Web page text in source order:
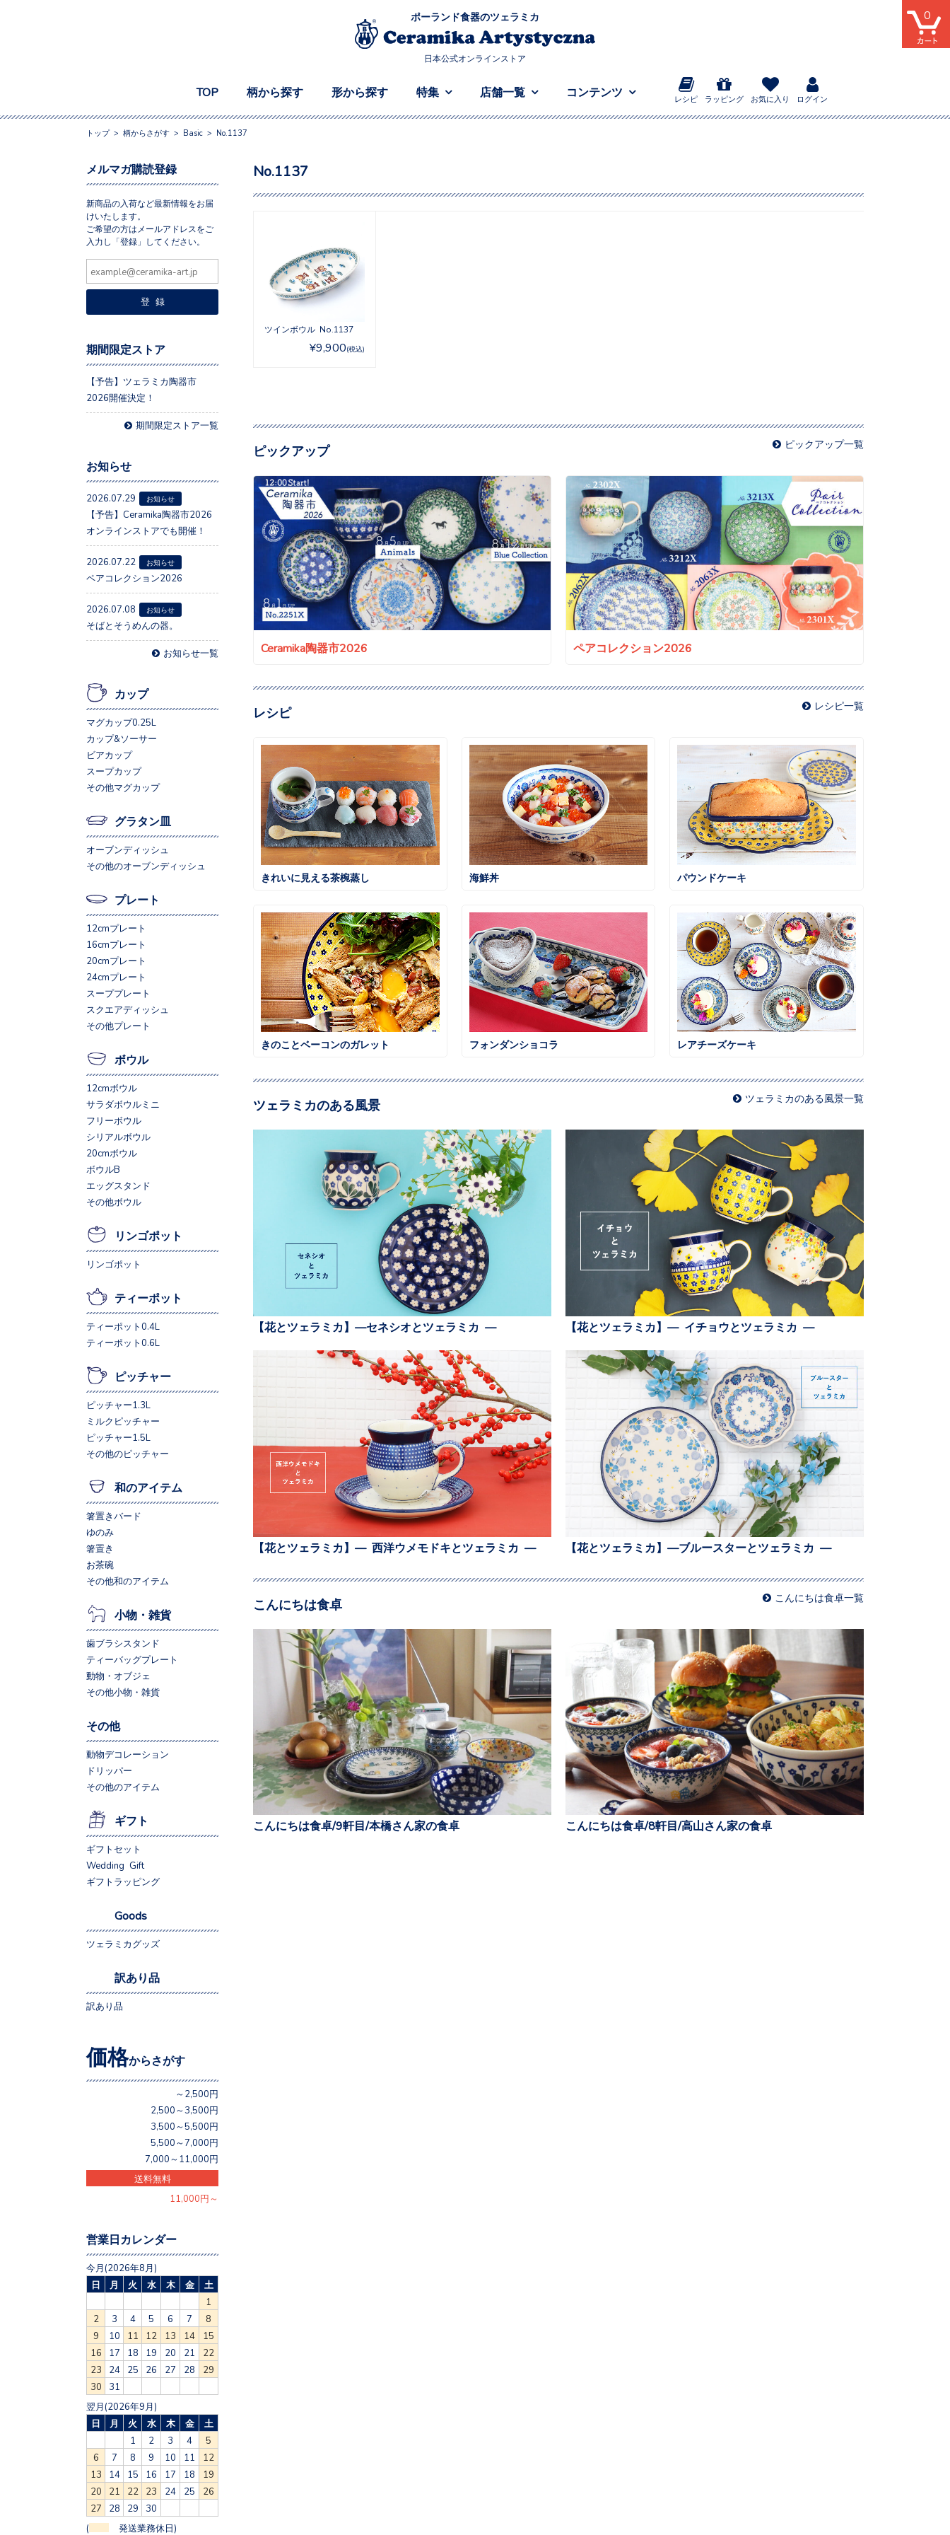
ポーランド食器のツェラミカ
日本公式オンラインストア
TOP 柄から探す 形から探す 特集 店舗一覧 コンテンツ
レシピ ラッピング お気に入り ログイン
0
トップ> 柄からさがす > Basic > No.1137
No.1137
ツインボウル No.1137
¥9,900 (税込)
ピックアップ ピックアップ一覧
Ceramika陶器市2026 ペアコレクション2026
レシピ レシピ一覧
きれいに見える茶椀蒸し 海鮮丼 パウンドケーキ
きのことベーコンのガレット フォンダンショコラ レアチーズケーキ
ツェラミカのある風景 ツェラミカのある風景一覧
【花とツェラミカ】—セネシオとツェラミカ — 【花とツェラミカ】— イチョウとツェラミカ —
【花とツェラミカ】— 西洋ウメモドキとツェラミカ — 【花とツェラミカ】—ブルースターとツェラミカ —
こんにちは食卓 こんにちは食卓一覧
こんにちは食卓/9軒目/本橋さん家の食卓 こんにちは食卓/8軒目/高山さん家の食卓
メルマガ購読登録
新商品の入荷など最新情報をお届
けいたします。
ご希望の方はメールアドレスをご
入力し「登録」してください。
期間限定ストア
【予告】ツェラミカ陶器市
2026開催決定！
期間限定ストア一覧
お知らせ
2026.07.29 お知らせ
【予告】Ceramika陶器市2026
オンラインストアでも開催！
2026.07.22 お知らせ
ペアコレクション2026
2026.07.08 お知らせ
そばとそうめんの器。
お知らせ一覧
カップ
マグカップ0.25L
カップ&ソーサー
ビアカップ
スープカップ
その他マグカップ
グラタン皿
オーブンディッシュ
その他のオーブンディッシュ
プレート
12cmプレート
16cmプレート
20cmプレート
24cmプレート
スーププレート
スクエアディッシュ
その他プレート
ボウル
12cmボウル
サラダボウルミニ
フリーボウル
シリアルボウル
20cmボウル
ボウルB
エッグスタンド
その他ボウル
リンゴポット
リンゴポット
ティーポット
ティーポット0.4L
ティーポット0.6L
ピッチャー
ピッチャー1.3L
ミルクピッチャー
ピッチャー1.5L
その他のピッチャー
和のアイテム
箸置きバード
ゆのみ
箸置き
お茶碗
その他和のアイテム
小物・雑貨
歯ブラシスタンド
ティーバッグプレート
動物・オブジェ
その他小物・雑貨
その他
動物デコレーション
ドリッパー
その他のアイテム
ギフト
ギフトセット
Wedding Gift
ギフトラッピング
Goods
ツェラミカグッズ
訳あり品
訳あり品
価格からさがす
～2,500円
2,500～3,500円
3,500～5,500円
5,500～7,000円
7,000～11,000円
送料無料
11,000円～
営業日カレンダー
今月(2026年8月)
日
月 火 水 木 金
土
1
2
3 4 5 6 7
8
9
10 11 12 13 14
15
16
17 18 19 20 21
22
23
24 25 26 27 28
29
30
31
翌月(2026年9月)
日
月 火 水 木 金
土
1
2 3 4
5
6
7 8 9 10 11
12
13
14 15 16 17 18
19
20
21 22 23 24 25
26
27
28 29 30
( 発送業務休日)